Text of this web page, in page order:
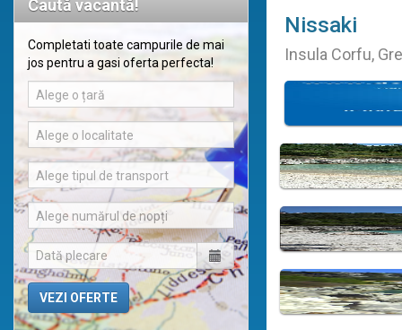
Caută vacantă!
Completati toate campurile de mai
jos pentru a gasi oferta perfecta!
Alege o țară
Alege o localitate
Alege tipul de transport
Alege numărul de nopți
Nissaki
Insula Corfu,